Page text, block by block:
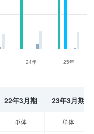
24年 25年
22年3月期 23年3月期
単体 単体